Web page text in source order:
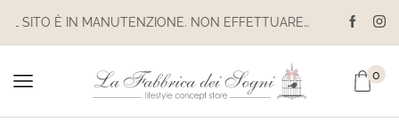
IL SITO È IN MANUTENZIONE. NON EFFETTUARE ACQUISTI. LE SPEDIZIONI SONO SOSPESE
0